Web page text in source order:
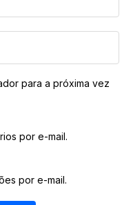
para a próxima vez
por e-mail.
por e-mail.